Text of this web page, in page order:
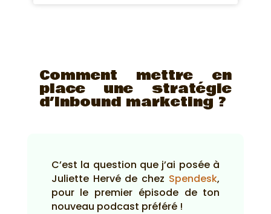
Comment mettre en
place une stratégie
d’Inbound marketing ?
C’est la question que j’ai posée à
Juliette Hervé de chez Spendesk,
pour le premier épisode de ton
nouveau podcast préféré !